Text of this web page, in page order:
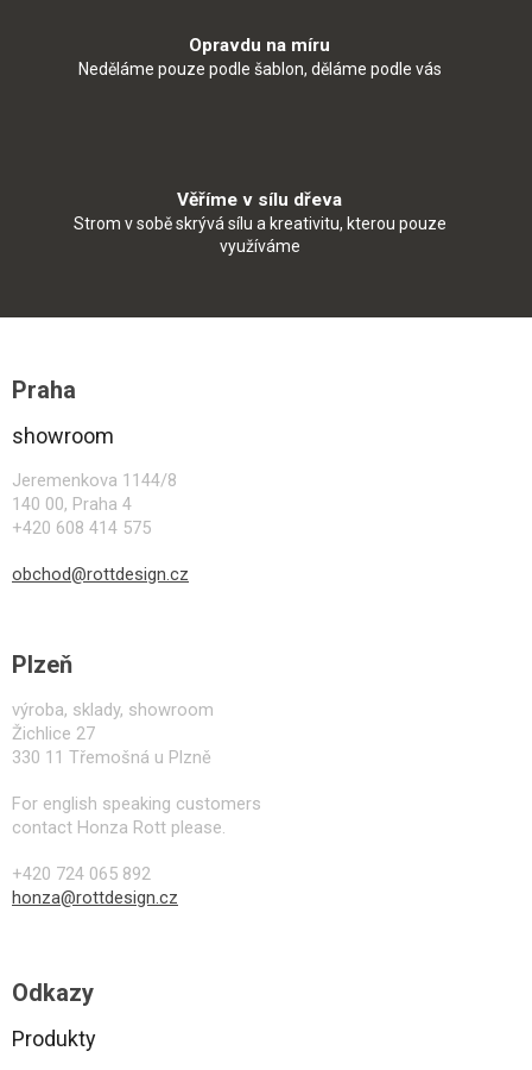
Opravdu na míru
Neděláme pouze podle šablon, děláme podle vás
Věříme v sílu dřeva
Strom v sobě skrývá sílu a kreativitu, kterou pouze
využíváme
Praha
showroom
Jeremenkova 1144/8
140 00, Praha 4
+420 608 414 575
obchod@rottdesign.cz
Plzeň
výroba, sklady, showroom
Žichlice 27
330 11 Třemošná u Plzně
For english speaking customers
contact Honza Rott please.
+420 724 065 892
honza@rottdesign.cz
Odkazy
Produkty